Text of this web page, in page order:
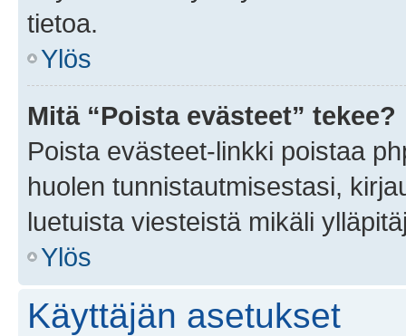
tietoa.
Ylös
Mitä “Poista evästeet” tekee?
Poista evästeet-linkki poistaa
huolen tunnistautmisestasi,
luetuista viesteistä mikäli
Ylös
Käyttäjän asetukset